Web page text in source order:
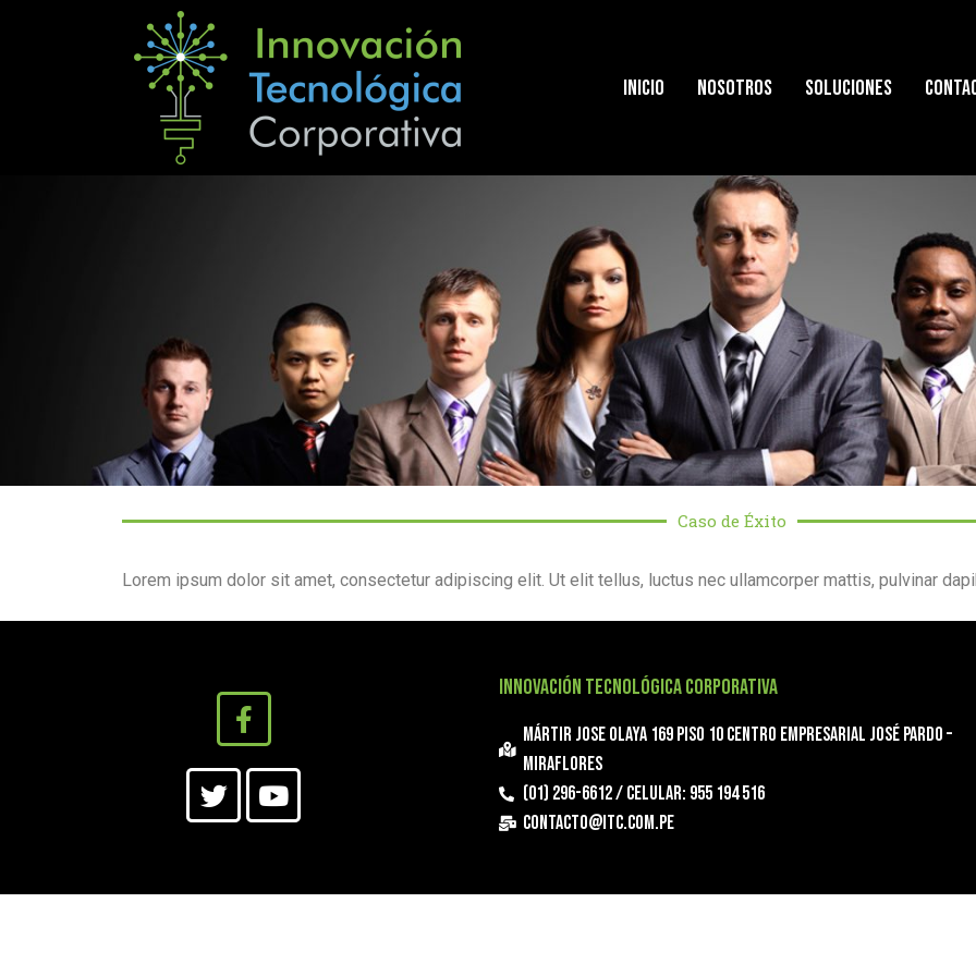
INICIO NOSOTROS SOLUCIONES
Caso de Éxito
Lorem ipsum dolor sit amet, consectetur adipiscing elit. Ut elit tellus, luctus nec ullamcorper mattis, pulvinar
INNOVACIÓN TECNOLÓGICA CORPORATIVA
Mártir Jose Olaya 169 Piso 10 Centro Empresarial José Pardo –
Miraflores
(01) 296-6612 / Celular: 955 194 516
contacto@itc.com.pe